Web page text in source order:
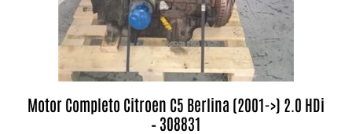
Motor Completo Citroen C5 Berlina (2001->) 2.0 HDi
– 308831